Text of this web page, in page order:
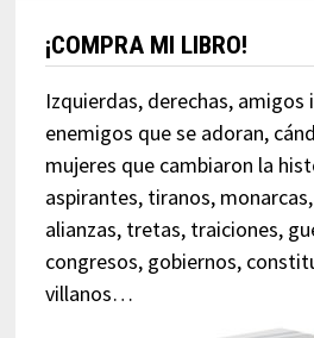
¡COMPRA MI LIBRO!
Izquierdas, derechas, amigos
enemigos que se adoran,
mujeres que cambiaron la
aspirantes, tiranos,
alianzas, tretas, traiciones,
congresos, gobiernos,
villanos…